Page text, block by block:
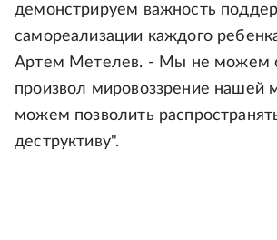
демонстрируем важность
самореализации каждого
Артем Метелев. - Мы не можем
произвол мировоззрение нашей
можем позволить
деструктиву".